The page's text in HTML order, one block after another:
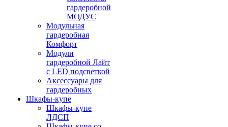
гардеробной
МОДУС
Модульная
гардеробная
Комфорт
Модули
гардеробной Лайт
с LED подсветкой
Аксессуары для
гардеробных
Шкафы-купе
Шкафы-купе
ЛДСП